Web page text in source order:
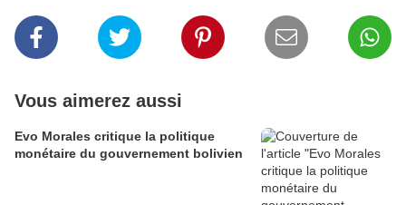
Vous aimerez aussi
Evo Morales critique la politique
monétaire du gouvernement bolivien